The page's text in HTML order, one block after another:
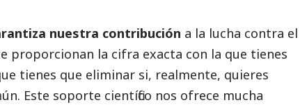
nuestra contribución a la lucha contra el
proporcionan la cifra exacta con la que tienes
tienes que eliminar si, realmente, quieres
Este soporte científico nos ofrece mucha